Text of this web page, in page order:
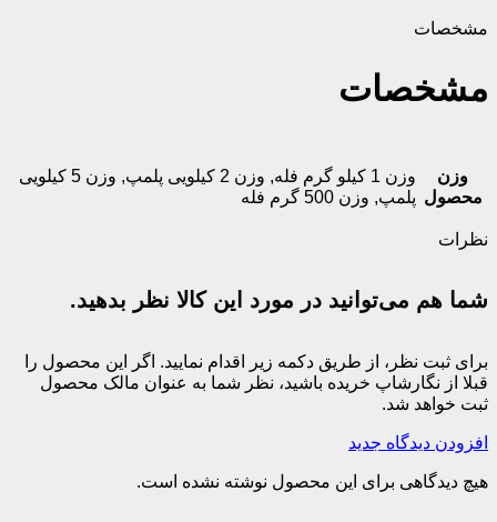
مشخصات
مشخصات
وزن
محصول
وزن 1 کیلو گرم فله , وزن 2 کیلویی پلمپ ,
وزن 5 کیلویی
پلمپ, وزن 500 گرم فله
نظرات
شما هم می‌توانید در مورد این کالا نظر بدهید.
برای ثبت نظر، از طریق دکمه زیر اقدام نمایید. اگر این محصول را
قبلا از نگارشاپ خریده باشید، نظر شما به عنوان مالک محصول
ثبت خواهد شد.
افزودن دیدگاه جدید
هیچ دیدگاهی برای این محصول نوشته نشده است.